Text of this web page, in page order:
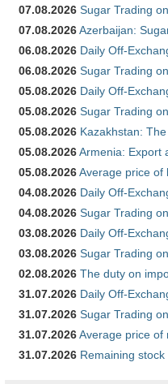
07.08.2026 Sugar Trading
07.08.2026Azerbaijan:
06.08.2026 Daily Off-
06.08.2026 Sugar Trading
05.08.2026 Daily Off-
05.08.2026 Sugar Trading
05.08.2026 Kazakhstan:
05.08.2026Armenia: Export
05.08.2026Average price of
04.08.2026 Daily Off-
04.08.2026 Sugar Trading
03.08.2026 Daily Off-
03.08.2026 Sugar Trading
02.08.2026 The duty on
31.07.2026 Daily Off-
31.07.2026 Sugar Trading
31.07.2026Average price of
31.07.2026 Remaining